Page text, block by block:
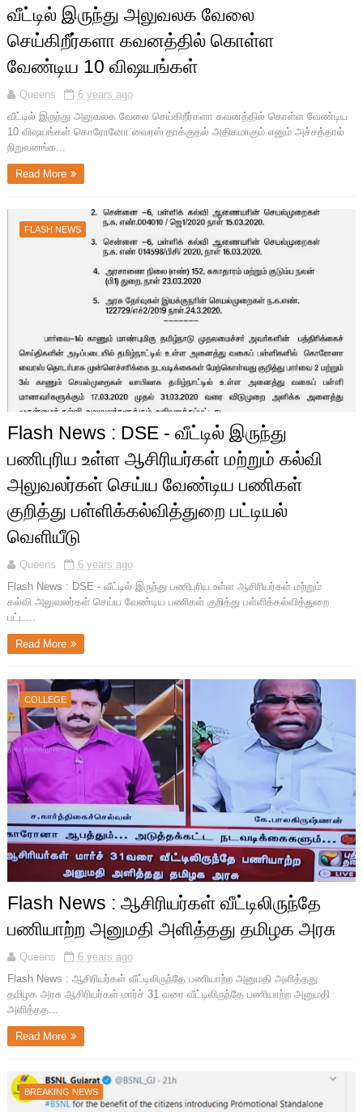
வீட்டில் இருந்து அலுவலக வேலை
செய்கிறீர்களா கவனத்தில் கொள்ள
வேண்டிய 10 விஷயங்கள்
Queens
6 years ago
வீட்டில் இருந்து அலுவலக வேலை செய்கிறீர்களா கவனத்தில் கொள்ள வேண்டிய
10 விஷயங்கள் கொரோனோ வைரஸ் தாக்குதல் அதிகமாகும் எனும் அச்சத்தால்
நிறுவனங்க...
Read More
FLASH NEWS
Flash News : DSE - வீட்டில் இருந்து
பணிபுரிய உள்ள ஆசிரியர்கள் மற்றும் கல்வி
அலுவலர்கள் செய்ய வேண்டிய பணிகள்
குறித்து பள்ளிக்கல்வித்துறை பட்டியல்
வெளியீடு
Queens
6 years ago
Flash News : DSE - வீட்டில் இருந்து பணிபுரிய உள்ள ஆசிரியர்கள் மற்றும்
கல்வி அலுவலர்கள் செய்ய வேண்டிய பணிகள் குறித்து பள்ளிக்கல்வித்துறை
பட்ட...
Read More
COLLEGE
Flash News : ஆசிரியர்கள் வீட்டிலிருந்தே
பணியாற்ற அனுமதி அளித்தது தமிழக அரசு
Queens
6 years ago
Flash News : ஆசிரியர்கள் வீட்டிலிருந்தே பணியாற்ற அனுமதி அளித்தது
தமிழக அரசு ஆசிரியர்கள் மார்ச் 31 வரை வீட்டிலிருந்தே பணியாற்ற அனுமதி
அளித்தத...
Read More
BREAKING NEWS